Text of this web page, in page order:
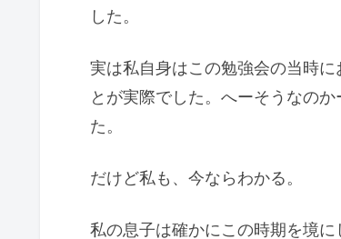
した。
実は私自身はこの勉強会の当時
とが実際でした。へーそうなの
た。
だけど私も、今ならわかる。
私の息子は確かにこの時期を境に